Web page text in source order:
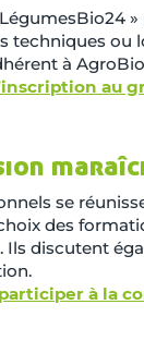
techniques ou
à
au
se
des
Ils discutent
à la